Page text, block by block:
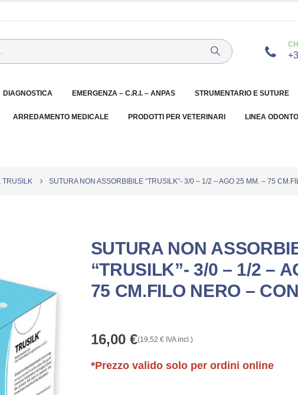
DIAGNOSTICA EMERGENZA – C.R.I. – ANPAS STRUMENTARIO E SUTURE
ARREDAMENTO MEDICALE PRODOTTI PER VETERINARI LINEA ODONTO
TRUSILK SUTURA NON ASSORBIBILE “TRUSILK”- 3/0 – 1/2 – AGO 25 MM. – 75
SUTURA NON
“TRUSILK”- 3/0 – 1/2 –
75 CM.FILO NERO –
16,00 €(19,52 €IVA incl.)
*Prezzo valido solo per ordini online